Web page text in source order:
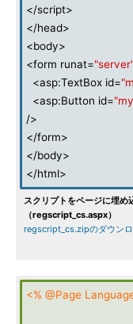
</script>
</head>
<body>
<form runat=
<asp:TextBox id=
<asp:Button id=
/>
</form>
</body>
</html>
スクリプトをページに埋め
（regscript_cs.aspx）
regscript_cs.zipのダウン
<% @Page